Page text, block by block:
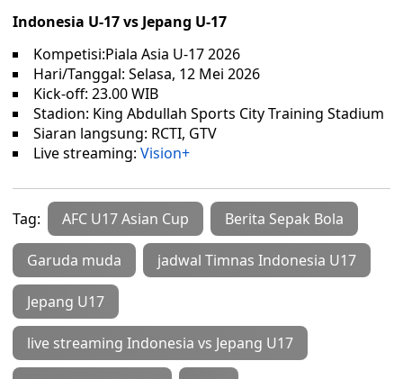
Indonesia U-17 vs Jepang U-17
Kompetisi:Piala Asia U-17 2026
Hari/Tanggal: Selasa, 12 Mei 2026
Kick-off: 23.00 WIB
Stadion: King Abdullah Sports City Training Stadium
Siaran langsung: RCTI, GTV
Live streaming: Vision+
Tag: AFC U17 Asian Cup Berita Sepak Bola
Garuda muda jadwal Timnas Indonesia U17
Jepang U17
live streaming Indonesia vs Jepang U17